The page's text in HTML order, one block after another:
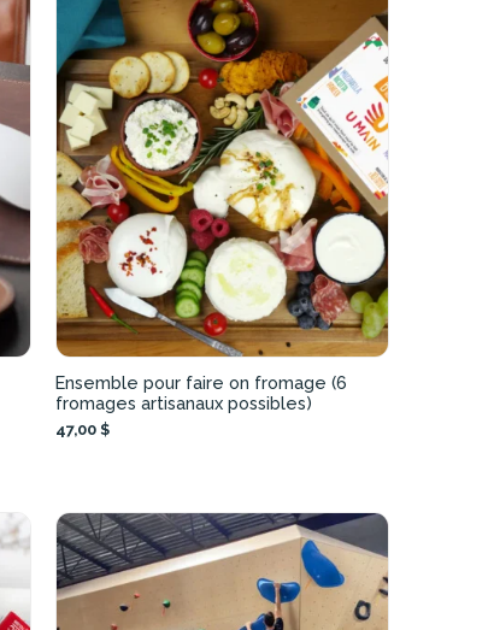
Ensemble pour faire on fromage (6
fromages artisanaux possibles)
47,00 $